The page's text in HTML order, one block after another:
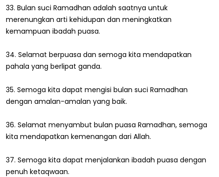
33. Bulan suci Ramadhan adalah saatnya untuk
merenungkan arti kehidupan dan meningkatkan
kemampuan ibadah puasa.
34. Selamat berpuasa dan semoga kita mendapatkan
pahala yang berlipat ganda.
35. Semoga kita dapat mengisi bulan suci Ramadhan
dengan amalan-amalan yang baik.
36. Selamat menyambut bulan puasa Ramadhan, semoga
kita mendapatkan kemenangan dari Allah.
37. Semoga kita dapat menjalankan ibadah puasa dengan
penuh ketaqwaan.